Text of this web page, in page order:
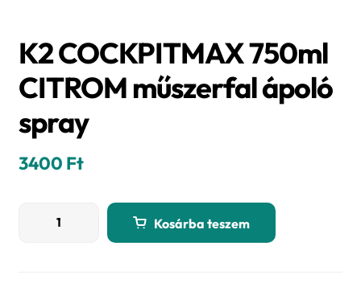
K2 COCKPITMAX 750ml
CITROM műszerfal ápoló
spray
3400 Ft
Kosárba teszem